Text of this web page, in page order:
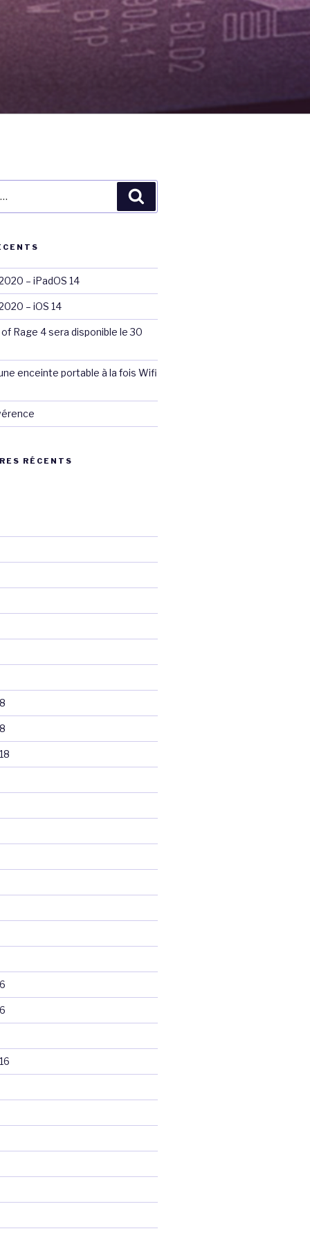
– iPadOS 14
– iOS 14
Rage 4 sera disponible le 30
enceinte portable à la fois Wifi
RÉCENTS